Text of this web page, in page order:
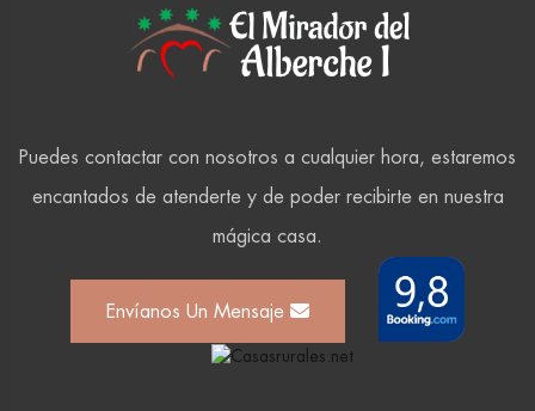
Puedes contactar con nosotros a cualquier hora, estaremos
encantados de atenderte y de poder recibirte en nuestra
mágica casa.
Envíanos Un Mensaje